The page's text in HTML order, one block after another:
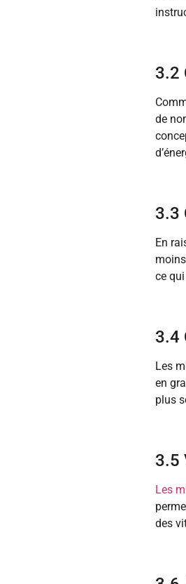
3.2
de
3.3
En
ce
3.4
Les
en
plus
3.5
Les
des